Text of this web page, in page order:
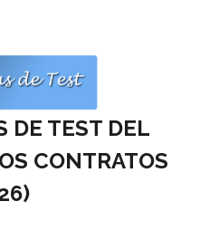
turno libre – 2025
y Administrativa –
DE TEST DEL
CONTRATOS